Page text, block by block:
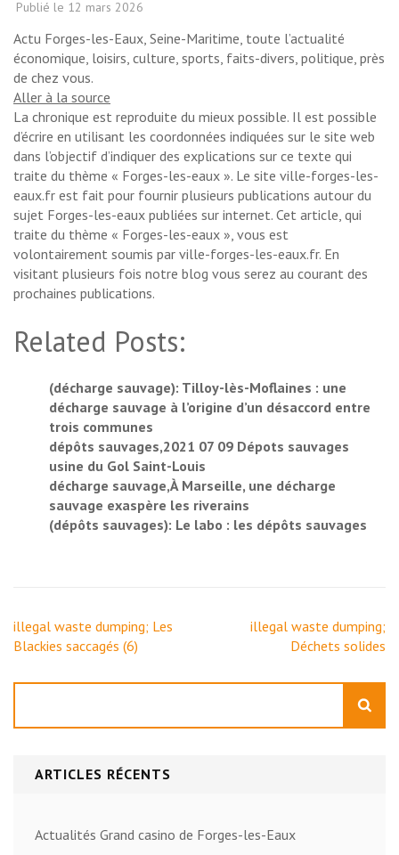
Publié le 12 mars 2026
Actu Forges-les-Eaux, Seine-Maritime, toute l’actualité
économique, loisirs, culture, sports, faits-divers, politique, près
de chez vous.
Aller à la source
La chronique est reproduite du mieux possible. Il est possible
d’écrire en utilisant les coordonnées indiquées sur le site web
dans l’objectif d’indiquer des explications sur ce texte qui
traite du thème « Forges-les-eaux ». Le site ville-forges-les-
eaux.fr est fait pour fournir plusieurs publications autour du
sujet Forges-les-eaux publiées sur internet. Cet article, qui
traite du thème « Forges-les-eaux », vous est
volontairement soumis par ville-forges-les-eaux.fr. En
visitant plusieurs fois notre blog vous serez au courant des
prochaines publications.
Related Posts:
(décharge sauvage): Tilloy-lès-Moflaines : une
décharge sauvage à l’origine d’un désaccord entre
trois communes
dépôts sauvages,2021 07 09 Dépots sauvages
usine du Gol Saint-Louis
décharge sauvage,À Marseille, une décharge
sauvage exaspère les riverains
(dépôts sauvages): Le labo : les dépôts sauvages
Navigation
de
illegal waste dumping; Les
Blackies saccagés (6)
illegal waste dumping;
Déchets solides
ARTICLES RÉCENTS
Actualités Grand casino de Forges-les-Eaux